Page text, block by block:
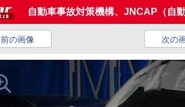
自動車事故対策機構、JNCAP（自
前の画像 次の